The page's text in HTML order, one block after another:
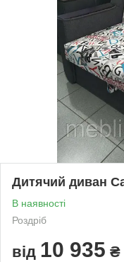
Дитячий диван
В наявності
Роздріб
від 10 935 ₴